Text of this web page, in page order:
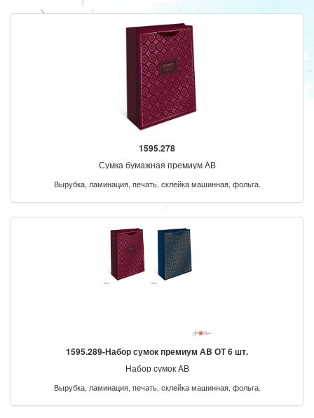
1595.278
Сумка бумажная премиум АВ
Вырубка, ламинация, печать, склейка машинная, фольга.
1595.289-Набор сумок премиум АB ОТ 6 шт.
Набор сумок AB
Вырубка, ламинация, печать, склейка машинная, фольга.